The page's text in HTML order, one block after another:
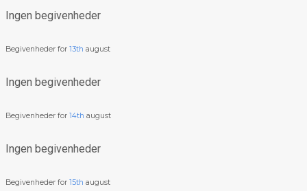
Ingen begivenheder
Begivenheder for 13th august
Ingen begivenheder
Begivenheder for 14th august
Ingen begivenheder
Begivenheder for 15th august